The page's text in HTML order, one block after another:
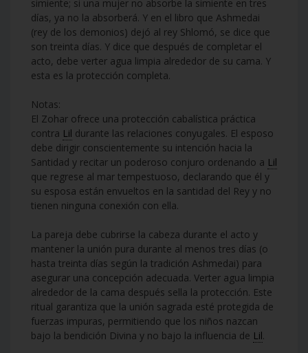
simiente; si una mujer no absorbe la simiente en tres
días, ya no la absorberá. Y en el libro que Ashmedai
(rey de los demonios) dejó al rey Shlomó, se dice que
son treinta días. Y dice que después de completar el
acto, debe verter agua limpia alrededor de su cama. Y
esta es la protección completa.
Notas:
El Zohar ofrece una protección cabalística práctica
contra Lil durante las relaciones conyugales. El esposo
debe dirigir conscientemente su intención hacia la
Santidad y recitar un poderoso conjuro ordenando a Lil
que regrese al mar tempestuoso, declarando que él y
su esposa están envueltos en la santidad del Rey y no
tienen ninguna conexión con ella.
La pareja debe cubrirse la cabeza durante el acto y
mantener la unión pura durante al menos tres días (o
hasta treinta días según la tradición Ashmedai) para
asegurar una concepción adecuada. Verter agua limpia
alrededor de la cama después sella la protección. Este
ritual garantiza que la unión sagrada esté protegida de
fuerzas impuras, permitiendo que los niños nazcan
bajo la bendición Divina y no bajo la influencia de Lil.